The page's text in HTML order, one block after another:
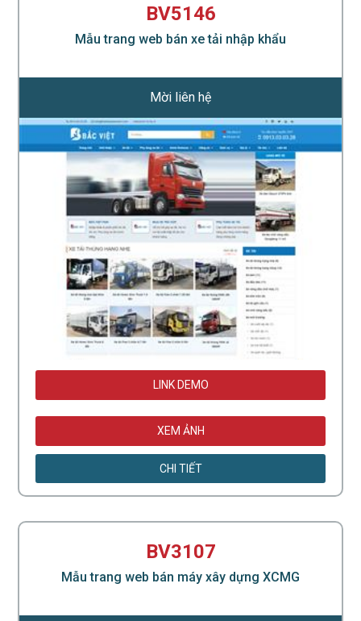
BV5146
Mẫu trang web bán xe tải nhập khẩu
Mời liên hệ
LINK DEMO
XEM ẢNH
CHI TIẾT
BV3107
Mẫu trang web bán máy xây dựng XCMG